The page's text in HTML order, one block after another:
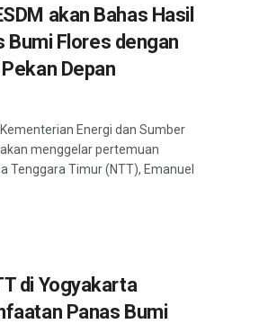
akan Bahas Hasil
Bumi Flores dengan
Depan
Energi dan Sumber
menggelar pertemuan
Tenggara Timur (NTT), Emanuel
di Yogyakarta
Panas Bumi